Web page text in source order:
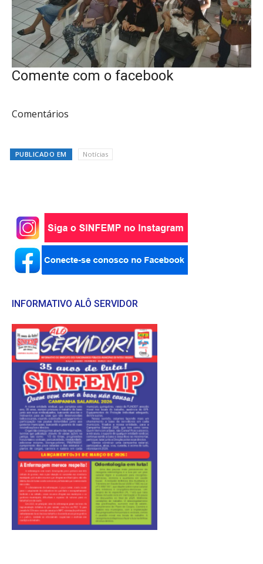
Comente com o facebook
Comentários
PUBLICADO EM Notícias
INFORMATIVO ALÔ SERVIDOR